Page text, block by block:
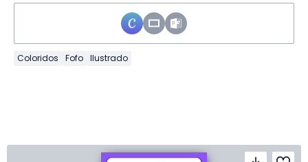
Coloridos Fofo Ilustrado